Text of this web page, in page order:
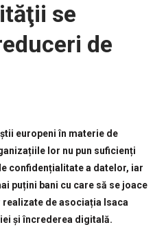
se
de
europeni în materie de
lor nu pun suficienți
confidențialitate a datelor, iar
puțini bani cu care să se joace
de asociația Isaca
și încrederea digitală.